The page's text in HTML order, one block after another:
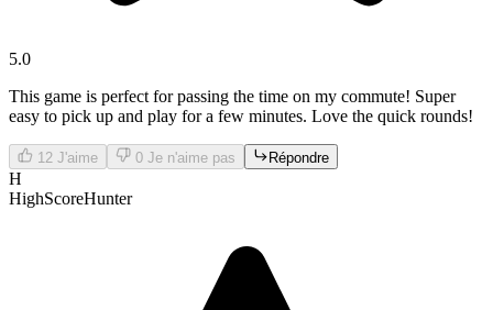
5.0
This game is perfect for passing the time on my commute! Super
easy to pick up and play for a few minutes. Love the quick rounds!
12 J'aime 0 Je n'aime pas Répondre
H
HighScoreHunter